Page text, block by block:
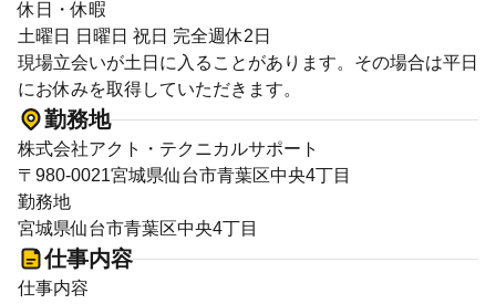
休日・休暇
土曜日 日曜日 祝日 完全週休2日
現場立会いが土日に入ることがあります。その場合は平日
にお休みを取得していただきます。
勤務地
株式会社アクト・テクニカルサポート
〒980-0021宮城県仙台市青葉区中央4丁目
勤務地
宮城県仙台市青葉区中央4丁目
仕事内容
仕事内容